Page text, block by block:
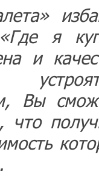
я
и
Вы
что